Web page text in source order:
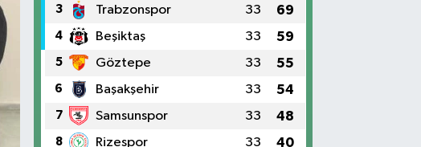
3 Trabzonspor 33 69
4 Beşiktaş 33 59
5 Göztepe 33 55
6 Başakşehir 33 54
7 Samsunspor 33 48
8 Rizespor 33 40